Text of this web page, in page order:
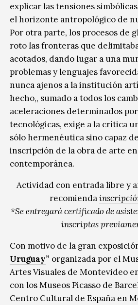
explicar las tensiones
el horizonte antropológico de
Por otra parte, los procesos de
roto las fronteras que
acotados, dando lugar a una
problemas y lenguajes
nunca ajenos a la institución
hecho,, sumado a todos los
aceleraciones determinados
tecnológicas, exige a la crítica
sólo hermenéutica sino capaz
inscripción de la obra de arte
contemporánea.
Actividad con entrada libre y
recomienda
*Se entregará certificado de
inscriptas
Con motivo de la gran
Uruguay” organizada por el
Artes Visuales de Montevideo
con los Museos Picasso de
Centro Cultural de España en